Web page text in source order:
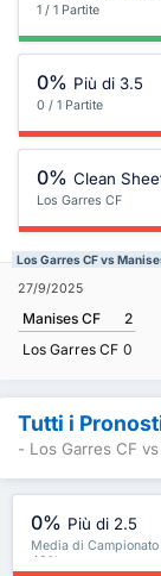
1 / 1 Partite
0% Più di 3.5
0 / 1 Partite
0% Clean
Los Garres CF
Los Garres CF vs
27/9/2025
Manises CF
2
Los Garres CF 0
Tutti i
- Los Garres CF
0% Più di 2.5
Media di Campionato
40%